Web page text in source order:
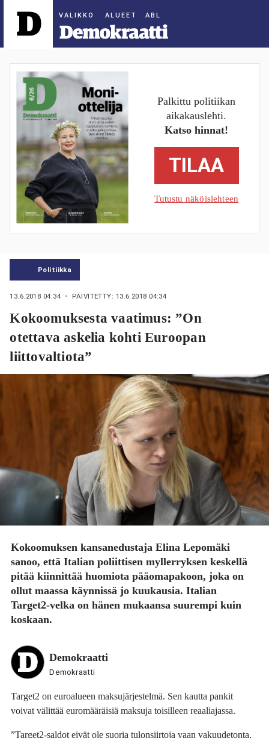
ALUEET
Palkittu politiikan
aikakauslehti.
Katso hinnat!
TILAA
Tutustu näköislehteen
Politiikka
13.6.2018 04:34 ・ PÄIVITETTY: 13.6.2018 04:34
Kokoomuksesta vaatimus: ”On
otettava askelia kohti Euroopan
liittovaltiota”
Kokoomuksen kansanedustajaElina Lepomäki
sanoo, että Italian poliittisen myllerryksen keskellä
pitää kiinnittää huomiota pääomapakoon, joka on
ollut maassa käynnissä jo kuukausia. Italian
Target2-velka on hänen mukaansa suurempi kuin
koskaan.
Demokraatti
Demokraatti
Target2 on euroalueen maksujärjestelmä. Sen kautta pankit
voivat välittää euromääräisiä maksuja toisilleen reaaliajassa.
”Target2-saldot eivät ole suoria tulonsiirtoja vaan vakuudetonta,